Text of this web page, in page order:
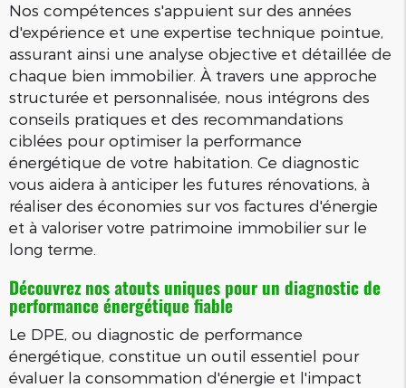
Nos compétences s'appuient sur des années
d'expérience et une expertise technique pointue,
assurant ainsi une analyse objective et détaillée de
chaque bien immobilier. À travers une approche
structurée et personnalisée, nous intégrons des
conseils pratiques et des recommandations
ciblées pour optimiser la performance
énergétique de votre habitation. Ce diagnostic
vous aidera à anticiper les futures rénovations, à
réaliser des économies sur vos factures d'énergie
et à valoriser votre patrimoine immobilier sur le
long terme.
Découvrez nos atouts uniques pour un diagnostic de
performance énergétique fiable
Le DPE, ou diagnostic de performance
énergétique, constitue un outil essentiel pour
évaluer la consommation d'énergie et l'impact